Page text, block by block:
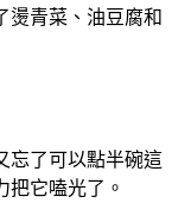
燙青菜、油豆腐和
忘了可以點半碗這
把它嗑光了。